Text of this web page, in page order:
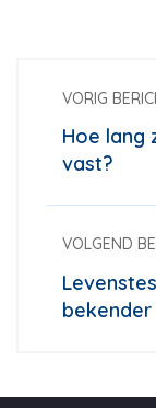
VORIG
Hoe lang
vast?
VOLGEND
bekender